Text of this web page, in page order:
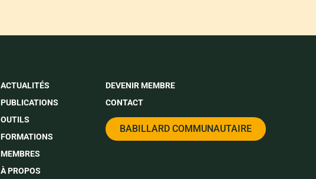
ACTUALITÉS
PUBLICATIONS
OUTILS
FORMATIONS
MEMBRES
À PROPOS
DEVENIR MEMBRE
CONTACT
BABILLARD COMMUNAUTAIRE